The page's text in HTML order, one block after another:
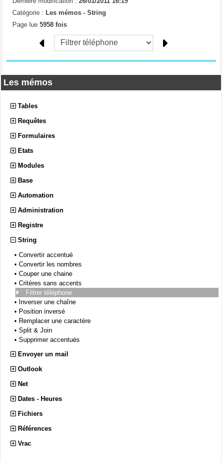
Les mémos
Tables
Requêtes
Formulaires
Etats
Modules
Base
Automation
Administration
Registre
String
• Convertir accentué
• Convertir les nombres
• Couper une chaine
• Critères sans accents
Filtrer téléphone
• Inverser une chaîne
• Position inversé
• Remplacer une caractère
• Split & Join
• Supprimer accentués
Envoyer un mail
Outlook
Net
Dates - Heures
Fichiers
Références
Vrac
Catégorie : Les mémos - String
Page lue 5958 fois